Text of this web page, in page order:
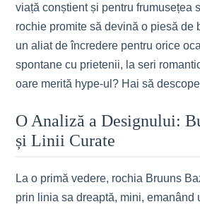
viață conștient și pentru frumusețea
rochie promite să devină o piesă de
un aliat de încredere pentru orice
spontane cu prietenii, la seri
oare merită hype-ul? Hai să
O Analiză a Designului:
și Linii Curate
La o primă vedere, rochia Bruuns
prin linia sa dreaptă, mini, emanând